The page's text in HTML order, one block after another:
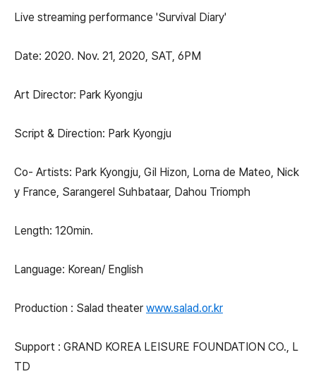
Live streaming performance 'Survival Diary'
Date: 2020. Nov. 21, 2020, SAT, 6PM
Art Director: Park Kyongju
Script & Direction: Park Kyongju
Co- Artists: Park Kyongju, Gil Hizon, Lorna de Mateo, Nick
y France, Sarangerel Suhbataar, Dahou Triomph
Length: 120min.
Language: Korean/ English
Production : Salad theater www.salad.or.kr
Support : GRAND KOREA LEISURE FOUNDATION CO., L
TD